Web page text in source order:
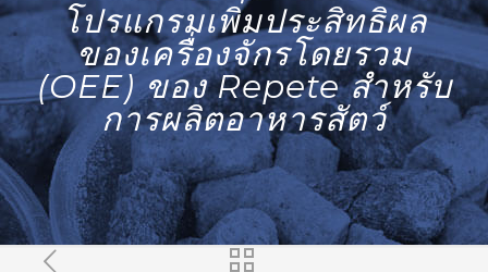
โปรแกรมเพิ่มประสิทธิผล
ของเครื่องจักรโดยรวม
(OEE) ของ Repete สำหรับ
การผลิตอาหารสัตว์